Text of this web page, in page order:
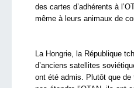
des cartes d’adhérents à
même à leurs animaux de
La Hongrie, la République
d’anciens satellites
ont été admis. Plutôt que de